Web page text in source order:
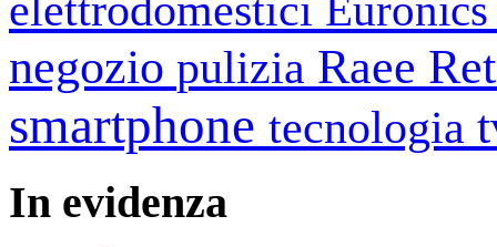
elettrodomestici
negozio pulizia Raee
smartphone tecnologia
In evidenza